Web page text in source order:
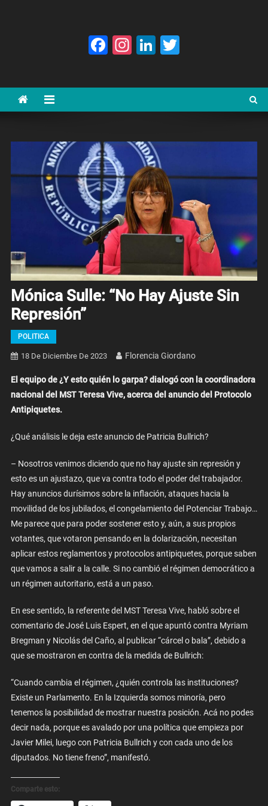
Facebook
Instagram
LinkedIn
Mónica Sulle: “No Hay Ajuste Sin
Represión”
POLITICA
18 De Diciembre De 2023 Florencia Giordano
El equipo de ¿Y esto quién lo garpa? dialogó con la coordinadora
nacional del MST Teresa Vive, acerca del anuncio del Protocolo
Antipiquetes.
¿Qué análisis le deja este anuncio de Patricia Bullrich?
– Nosotros venimos diciendo que no hay ajuste sin represión y
esto es un ajustazo, que va contra todo el poder del trabajador.
Hay anuncios durísimos sobre la inflación, ataques hacia la
movilidad de los jubilados, el congelamiento del Potenciar Trabajo…
Me parece que para poder sostener esto y, aún, a sus propios
votantes, que votaron pensando en la dolarización, necesitan
aplicar estos reglamentos y protocolos antipiquetes, porque saben
que vamos a salir a la calle. Si no cambió el régimen democrático a
un régimen autoritario, está a un paso.
En ese sentido, la referente del MST Teresa Vive, habló sobre el
comentario de José Luis Espert, en el que apuntó contra Myriam
Bregman y Nicolás del Caño, al publicar “cárcel o bala”, debido a
que se mostraron en contra de la medida de Bullrich:
“Cuando cambia el régimen, ¿quién controla las instituciones?
Existe un Parlamento. En la Izquierda somos minoría, pero
tenemos la posibilidad de mostrar nuestra posición. Acá no podes
decir nada, porque es avalado por una política que empieza por
Javier Milei, luego con Patricia Bullrich y con cada uno de los
diputados. No tiene freno”, manifestó.
Comparte esto: